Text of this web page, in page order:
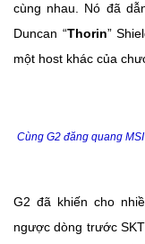
cùng nhau. Nó đã
Duncan “Thorin”
một host khác của
Cùng G2 đăng quang
G2 đã khiến cho
ngược dòng trước